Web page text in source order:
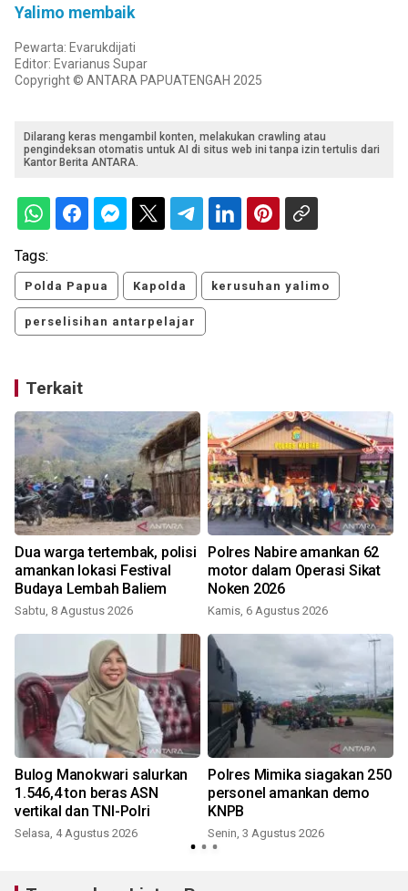
Yalimo membaik
Pewarta: Evarukdijati
Editor: Evarianus Supar
Copyright © ANTARA PAPUATENGAH 2025
Dilarang keras mengambil konten, melakukan crawling atau
pengindeksan otomatis untuk AI di situs web ini tanpa izin tertulis dari
Kantor Berita ANTARA.
Tags:
Polda Papua Kapolda kerusuhan yalimo
perselisihan antarpelajar
Terkait
Dua warga tertembak, polisi
amankan lokasi Festival
Budaya Lembah Baliem
Sabtu, 8 Agustus 2026
Polres Nabire amankan 62
motor dalam Operasi Sikat
Noken 2026
Kamis, 6 Agustus 2026
Bulog Manokwari salurkan
1.546,4 ton beras ASN
vertikal dan TNI-Polri
Selasa, 4 Agustus 2026
Polres Mimika siagakan 250
personel amankan demo
KNPB
Senin, 3 Agustus 2026